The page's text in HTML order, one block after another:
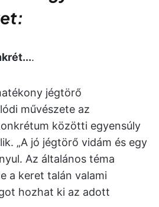
.
jégtörő
művészete az
közötti egyensúly
„A jó jégtörő vidám és egy
Az általános téma
a keret talán valami
hozhat ki az adott